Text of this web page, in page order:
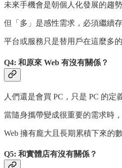
未來手機會是朝個人化發展的趨
但「多」是感性需求，必須繼續
平台或服務只是替用戶在這麼多
Q4: 和原來 Web 有沒有關係？
人們還是會買 PC，只是 PC 的定
當隨身攜帶變成很重要的需求時
Web 擁有龐大且長期累積下來的
Q5: 和實體店有沒有關係？